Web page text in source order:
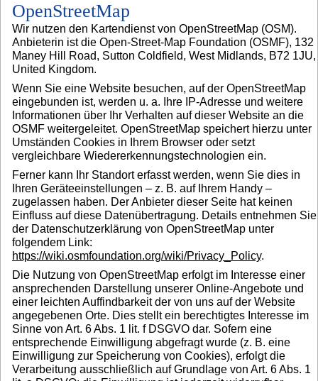
OpenStreetMap
Wir nutzen den Kartendienst von OpenStreetMap (OSM).
Anbieterin ist die Open-Street-Map Foundation (OSMF), 132
Maney Hill Road, Sutton Coldfield, West Midlands, B72 1JU,
United Kingdom.
Wenn Sie eine Website besuchen, auf der OpenStreetMap
eingebunden ist, werden u. a. Ihre IP-Adresse und weitere
Informationen über Ihr Verhalten auf dieser Website an die
OSMF weitergeleitet. OpenStreetMap speichert hierzu unter
Umständen Cookies in Ihrem Browser oder setzt
vergleichbare Wiedererkennungstechnologien ein.
Ferner kann Ihr Standort erfasst werden, wenn Sie dies in
Ihren Geräteeinstellungen – z. B. auf Ihrem Handy –
zugelassen haben. Der Anbieter dieser Seite hat keinen
Einfluss auf diese Datenübertragung. Details entnehmen Sie
der Datenschutzerklärung von OpenStreetMap unter
folgendem Link:
https://wiki.osmfoundation.org/wiki/Privacy_Policy.
Die Nutzung von OpenStreetMap erfolgt im Interesse einer
ansprechenden Darstellung unserer Online-Angebote und
einer leichten Auffindbarkeit der von uns auf der Website
angegebenen Orte. Dies stellt ein berechtigtes Interesse im
Sinne von Art. 6 Abs. 1 lit. f DSGVO dar. Sofern eine
entsprechende Einwilligung abgefragt wurde (z. B. eine
Einwilligung zur Speicherung von Cookies), erfolgt die
Verarbeitung ausschließlich auf Grundlage von Art. 6 Abs. 1